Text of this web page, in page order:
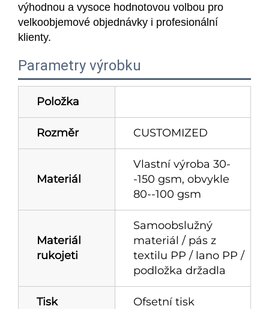
výhodnou a vysoce hodnotovou volbou pro
velkoobjemové objednávky i profesionální
klienty.
Parametry výrobku
Položka
Rozměr CUSTOMIZED
Materiál
Vlastní výroba 30-
-150 gsm, obvykle
80--100 gsm
Materiál
rukojeti
Samoobslužný
materiál / pás z
textilu PP / lano PP /
podložka držadla
Tisk Ofsetní tisk